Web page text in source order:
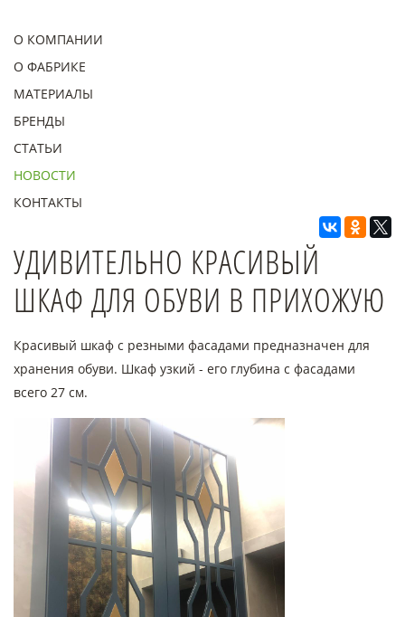
О КОМПАНИИ
О ФАБРИКЕ
МАТЕРИАЛЫ
БРЕНДЫ
СТАТЬИ
НОВОСТИ
КОНТАКТЫ
УДИВИТЕЛЬНО КРАСИВЫЙ
ШКАФ ДЛЯ ОБУВИ В ПРИХОЖУЮ
Красивый шкаф с резными фасадами предназначен для
хранения обуви. Шкаф узкий - его глубина с фасадами
всего 27 см.